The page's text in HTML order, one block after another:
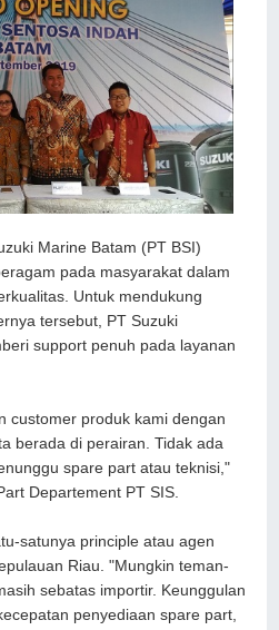
Marine Batam (PT BSI)
pada masyarakat dalam
Untuk mendukung
tersebut, PT Suzuki
support penuh pada layanan
customer produk kami dengan
berada di perairan. Tidak ada
spare part atau teknisi,"
Departement PT SIS.
satunya principle atau agen
Riau. "Mungkin teman-
sebatas importir. Keunggulan
penyediaan spare part,